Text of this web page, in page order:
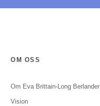
OM OSS
Om Eva Brittain-Long Berlander
Vision